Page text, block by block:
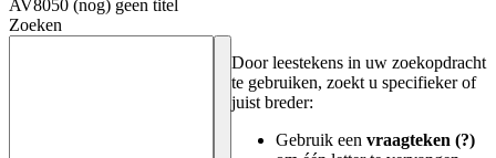
AV8050 (nog) geen titel
Zoeken
Door leestekens in uw zoekopdracht
te gebruiken, zoekt u specifieker of
juist breder:
Gebruik een vraagteken (?)